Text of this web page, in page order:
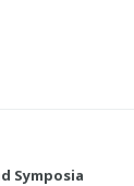
Symposia